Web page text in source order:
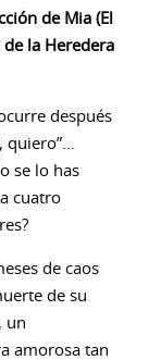
de Mia (El
de la Heredera
después
quiero”…
se lo has
cuatro
de caos
de su
un
amorosa tan